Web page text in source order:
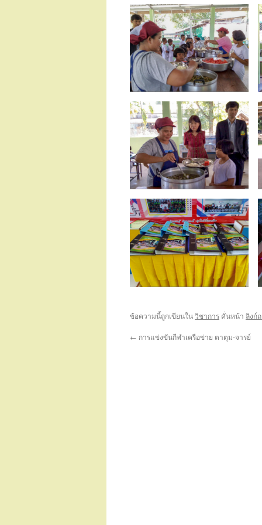
ข้อความนี้ถูกเขียนในวิชาการ คั่นหน้า ลิงก์
← การแข่งขันกีฬาเครือข่าย ตาตุม-จารย์